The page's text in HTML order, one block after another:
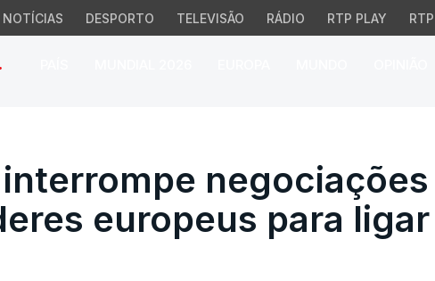
NOTÍCIAS DESPORTO TELEVISÃO RÁDIO RTP PLAY
negociações
negociações
europeus para ligar